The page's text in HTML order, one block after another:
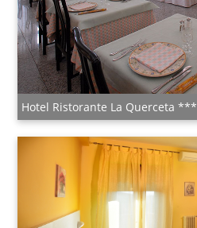
Hotel Ristorante La Querceta ***